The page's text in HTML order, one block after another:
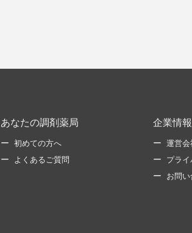
あなたの調剤薬局
初めての方へ
よくあるご質問
企業情報
運営会
プライ
お問